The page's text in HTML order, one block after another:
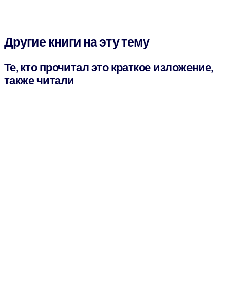
Другие книги на эту тему
Те, кто прочитал это краткое изложение,
также читали